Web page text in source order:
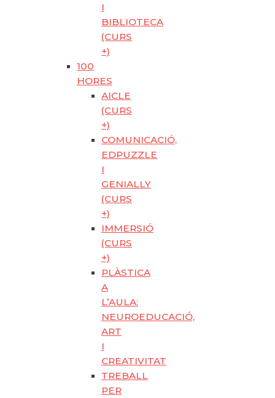
I
BIBLIOTECA
(CURS
+)
100
HORES
AICLE
(CURS
+)
COMUNICACIÓ,
EDPUZZLE
I
GENIALLY
(CURS
+)
IMMERSIÓ
(CURS
+)
PLÀSTICA
A
L’AULA:
NEUROEDUCACIÓ,
ART
I
CREATIVITAT
TREBALL
PER